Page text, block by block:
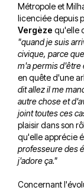
Métropole et
licenciée depuis
Vergèze qu'elle
"quand je suis
civique, parce
m'a permis d'être
en quête d'une
dit allez il me
autre chose et
joint toutes ces
plaisir dans son
qu'elle apprécie
professeure des
j'adore ça."
Concernant